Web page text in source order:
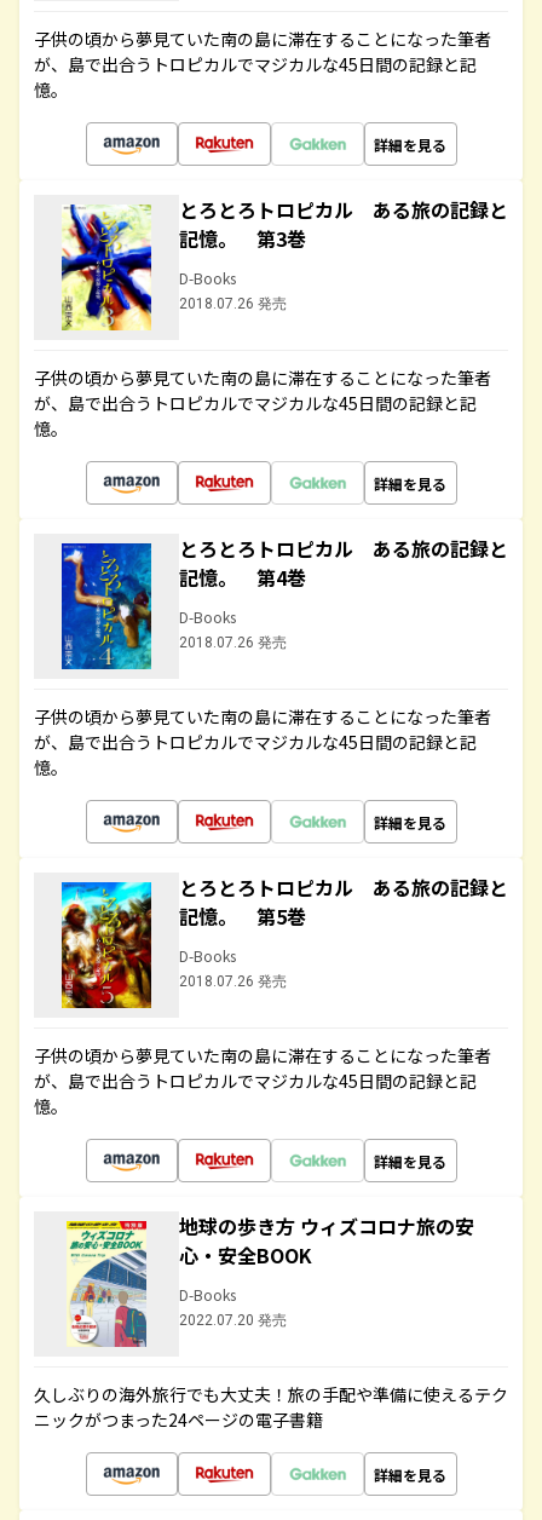
子供の頃から夢見ていた南の島に滞在することになった筆者
が、島で出合うトロピカルでマジカルな45日間の記録と記
憶。
詳細を見る
とろとろトロピカル ある旅の記録と
記憶。 第3巻
D-Books
2018.07.26 発売
子供の頃から夢見ていた南の島に滞在することになった筆者
が、島で出合うトロピカルでマジカルな45日間の記録と記
憶。
詳細を見る
とろとろトロピカル ある旅の記録と
記憶。 第4巻
D-Books
2018.07.26 発売
子供の頃から夢見ていた南の島に滞在することになった筆者
が、島で出合うトロピカルでマジカルな45日間の記録と記
憶。
詳細を見る
とろとろトロピカル ある旅の記録と
記憶。 第5巻
D-Books
2018.07.26 発売
子供の頃から夢見ていた南の島に滞在することになった筆者
が、島で出合うトロピカルでマジカルな45日間の記録と記
憶。
詳細を見る
地球の歩き方 ウィズコロナ旅の安
心・安全BOOK
D-Books
2022.07.20 発売
久しぶりの海外旅行でも大丈夫！旅の手配や準備に使えるテク
ニックがつまった24ページの電子書籍
詳細を見る